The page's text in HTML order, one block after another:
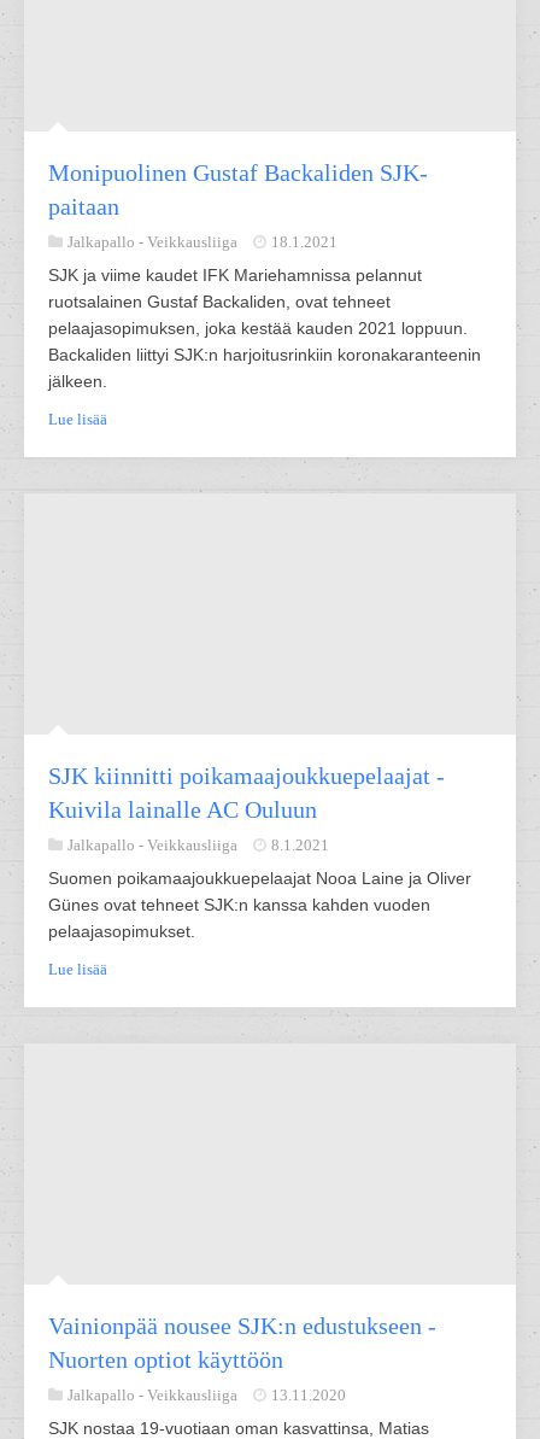
Monipuolinen Gustaf Backaliden SJK-
paitaan
Jalkapallo - Veikkausliiga 18.1.2021
SJK ja viime kaudet IFK Mariehamnissa pelannut
ruotsalainen Gustaf Backaliden, ovat tehneet
pelaajasopimuksen, joka kestää kauden 2021 loppuun.
Backaliden liittyi SJK:n harjoitusrinkiin koronakaranteenin
jälkeen.
Lue lisää
SJK kiinnitti poikamaajoukkuepelaajat -
Kuivila lainalle AC Ouluun
Jalkapallo - Veikkausliiga 8.1.2021
Suomen poikamaajoukkuepelaajat Nooa Laine ja Oliver
Günes ovat tehneet SJK:n kanssa kahden vuoden
pelaajasopimukset.
Lue lisää
Vainionpää nousee SJK:n edustukseen -
Nuorten optiot käyttöön
Jalkapallo - Veikkausliiga 13.11.2020
SJK nostaa 19-vuotiaan oman kasvattinsa, Matias